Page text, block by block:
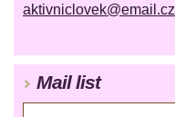
aktivniclovek@email.cz
Mail list